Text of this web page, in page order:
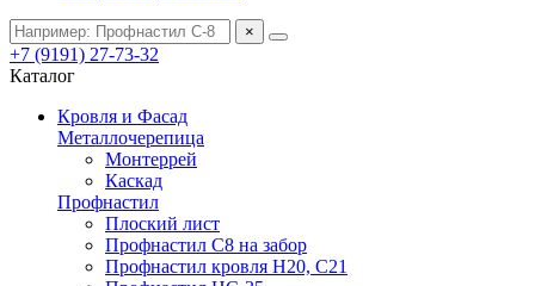
×
+7 (9191) 27-73-32
Каталог
Кровля и Фасад
Металлочерепица
Монтеррей
Каскад
Профнастил
Плоский лист
Профнастил С8 на забор
Профнастил кровля Н20, С21